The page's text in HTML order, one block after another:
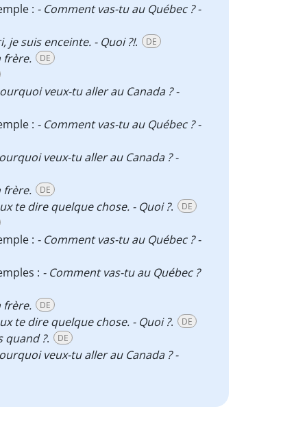
: - Comment vas-tu au Québec ? -
je suis enceinte. - Quoi ?!. DE
frère. DE
veux-tu aller au Canada ? -
: - Comment vas-tu au Québec ? -
veux-tu aller au Canada ? -
frère. DE
te dire quelque chose. - Quoi ?. DE
: - Comment vas-tu au Québec ? -
: - Comment vas-tu au Québec ?
frère. DE
te dire quelque chose. - Quoi ?. DE
quand ?. DE
veux-tu aller au Canada ? -